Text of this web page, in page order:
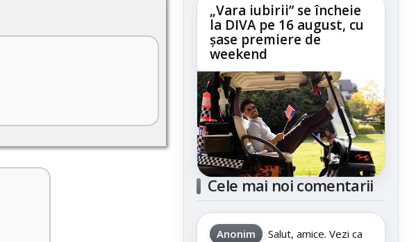
„Vara iubirii” se încheie
la DIVA pe 16 august, cu
șase premiere de
weekend
Cele mai noi comentarii
Anonim
Salut, amice. Vezi ca